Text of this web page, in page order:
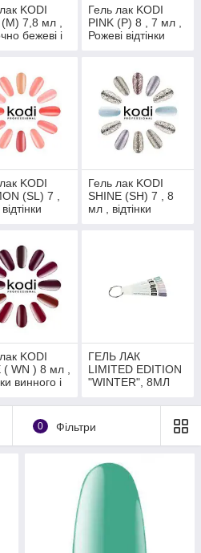
KODI
7,8 мл ,
бежеві і
Гель лак KODI
PINK (P) 8 , 7 мл ,
Рожеві відтінки
KODI
(SL) 7 ,
Гель лак KODI
SHINE (SH) 7 , 8
мл , відтінки
KODI
( WN ) 8 мл ,
винного і
ГЕЛЬ ЛАК
LIMITED EDITION
"WINTER", 8МЛ
0 Фільтри